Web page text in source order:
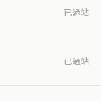
已過站
已過站